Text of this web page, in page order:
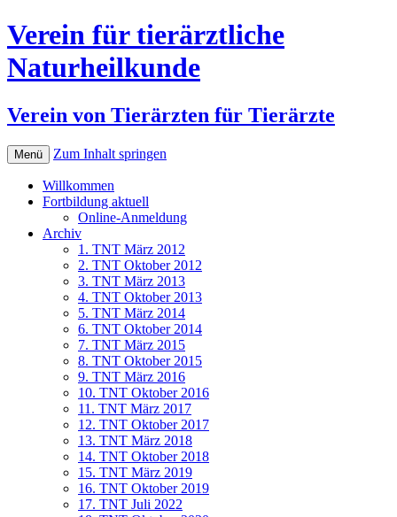
Verein für tierärztliche
Naturheilkunde
Verein von Tierärzten für Tierärzte
Menü Zum Inhalt springen
Willkommen
Fortbildung aktuell
Online-Anmeldung
Archiv
1. TNT März 2012
2. TNT Oktober 2012
3. TNT März 2013
4. TNT Oktober 2013
5. TNT März 2014
6. TNT Oktober 2014
7. TNT März 2015
8. TNT Oktober 2015
9. TNT März 2016
10. TNT Oktober 2016
11. TNT März 2017
12. TNT Oktober 2017
13. TNT März 2018
14. TNT Oktober 2018
15. TNT März 2019
16. TNT Oktober 2019
17. TNT Juli 2022